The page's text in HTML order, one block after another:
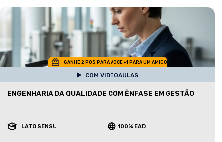
GANHE 2 POS PARA VOCE +1 PARA UM AMIGO
COM VIDEOAULAS
ENGENHARIA DA QUALIDADE COM ÊNFASE EM GESTÃO
LATO SENSU 100% EAD